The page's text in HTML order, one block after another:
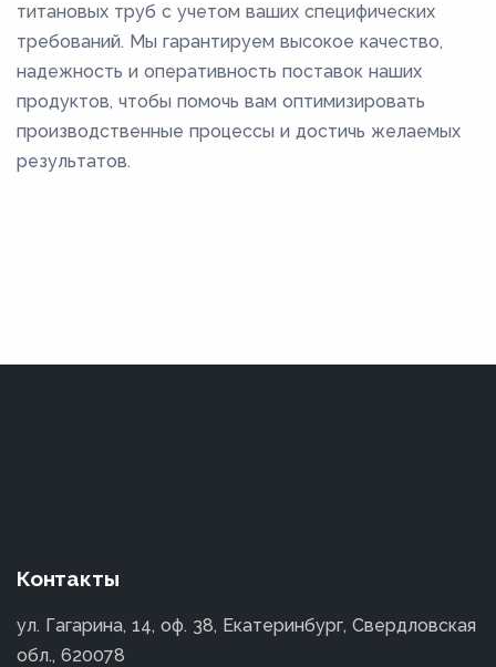
титановых труб с учетом ваших специфических
требований. Мы гарантируем высокое качество,
надежность и оперативность поставок наших
продуктов, чтобы помочь вам оптимизировать
производственные процессы и достичь желаемых
результатов.
Контакты
ул. Гагарина, 14, оф. 38, Екатеринбург, Свердловская
обл., 620078